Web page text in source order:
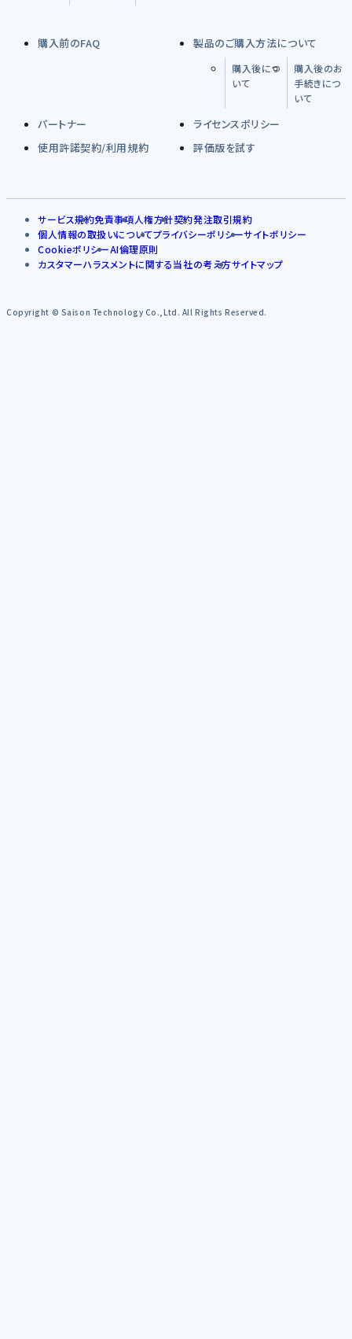
購入前のFAQ 製品のご購入方法について
購入後につ
いて
購入後のお
手続きにつ
いて
パートナー
ライセンスポリシー
使用許諾契約/利用規約
評価版を試す
サービス規約免責事項人権方針契約発注取引規約
個人情報の取扱いについてプライバシーポリシーサイトポリシー
CookieポリシーAI倫理原則
カスタマーハラスメントに関する当社の考え方サイトマップ
Copyright © Saison Technology Co.,Ltd. All Rights Reserved.